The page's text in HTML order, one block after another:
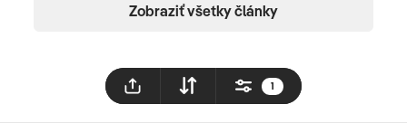
Zobraziť všetky články
1